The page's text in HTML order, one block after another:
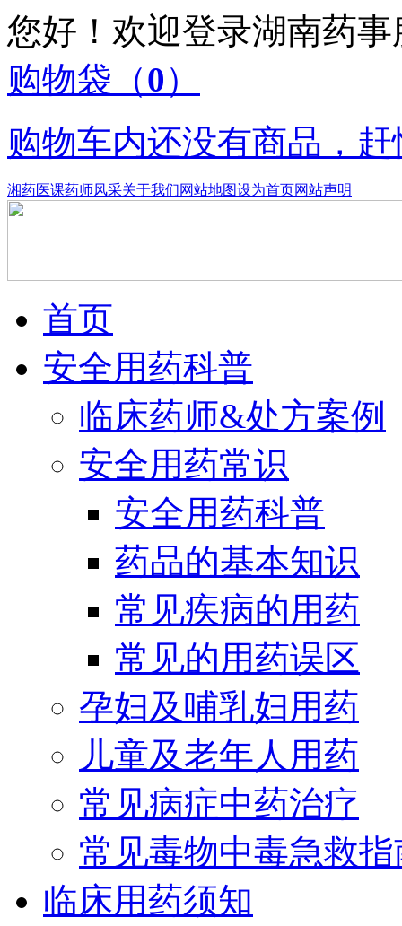
您好！欢迎登录湖南药
购物袋 （0）
购物车内还没有商品，
湘药医课药师风采关于我们网站地图设为首页网站声明
首页
安全用药科普
临床药师&处方案例
安全用药常识
安全用药科普
药品的基本知识
常见疾病的用药
常见的用药误区
孕妇及哺乳妇用药
儿童及老年人用药
常见病症中药治疗
常见毒物中毒急救指
临床用药须知